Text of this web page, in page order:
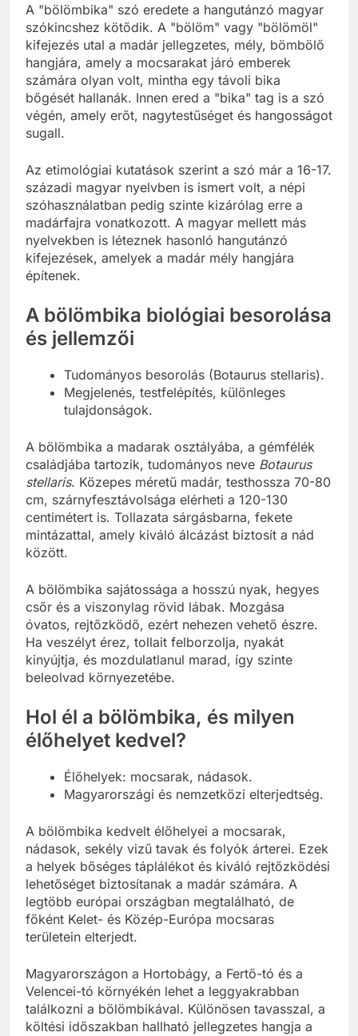
A "bölömbika" szó eredete a hangutánzó magyar
szókincshez kötődik. A "bölöm" vagy "bölömöl"
kifejezés utal a madár jellegzetes, mély, bömbölő
hangjára, amely a mocsarakat járó emberek
számára olyan volt, mintha egy távoli bika
bőgését hallanák. Innen ered a "bika" tag is a szó
végén, amely erőt, nagytestűséget és hangosságot
sugall.
Az etimológiai kutatások szerint a szó már a 16-17.
századi magyar nyelvben is ismert volt, a népi
szóhasználatban pedig szinte kizárólag erre a
madárfajra vonatkozott. A magyar mellett más
nyelvekben is léteznek hasonló hangutánzó
kifejezések, amelyek a madár mély hangjára
építenek.
A bölömbika biológiai besorolása
és jellemzői
Tudományos besorolás (Botaurus stellaris).
Megjelenés, testfelépítés, különleges
tulajdonságok.
A bölömbika a madarak osztályába, a gémfélék
családjába tartozik, tudományos neve Botaurus
stellaris. Közepes méretű madár, testhossza 70-80
cm, szárnyfesztávolsága elérheti a 120-130
centimétert is. Tollazata sárgásbarna, fekete
mintázattal, amely kiváló álcázást biztosít a nád
között.
A bölömbika sajátossága a hosszú nyak, hegyes
csőr és a viszonylag rövid lábak. Mozgása
óvatos, rejtőzködő, ezért nehezen vehető észre.
Ha veszélyt érez, tollait felborzolja, nyakát
kinyújtja, és mozdulatlanul marad, így szinte
beleolvad környezetébe.
Hol él a bölömbika, és milyen
élőhelyet kedvel?
Élőhelyek: mocsarak, nádasok.
Magyarországi és nemzetközi elterjedtség.
A bölömbika kedvelt élőhelyei a mocsarak,
nádasok, sekély vizű tavak és folyók árterei. Ezek
a helyek bőséges táplálékot és kiváló rejtőzködési
lehetőséget biztosítanak a madár számára. A
legtöbb európai országban megtalálható, de
főként Kelet- és Közép-Európa mocsaras
területein elterjedt.
Magyarországon a Hortobágy, a Fertő-tó és a
Velencei-tó környékén lehet a leggyakrabban
találkozni a bölömbikával. Különösen tavasszal, a
költési időszakban hallható jellegzetes hangja a